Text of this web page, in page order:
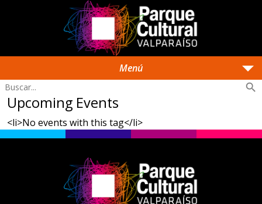
Menú arrow_drop_down
search
Upcoming Events
<li>No events with this tag</li>